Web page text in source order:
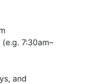
7:30am–
and